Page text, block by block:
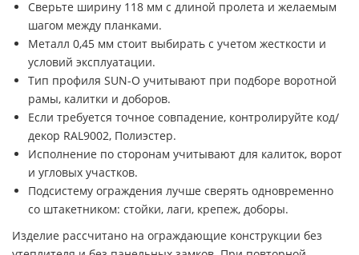
Сверьте ширину 118 мм с длиной пролета и желаемым
шагом между планками.
Металл 0,45 мм стоит выбирать с учетом жесткости и
условий эксплуатации.
Тип профиля SUN-O учитывают при подборе воротной
рамы, калитки и доборов.
Если требуется точное совпадение, контролируйте код/
декор RAL9002, Полиэстер.
Исполнение по сторонам учитывают для калиток, ворот
и угловых участков.
Подсистему ограждения лучше сверять одновременно
со штакетником: стойки, лаги, крепеж, доборы.
Изделие рассчитано на ограждающие конструкции без